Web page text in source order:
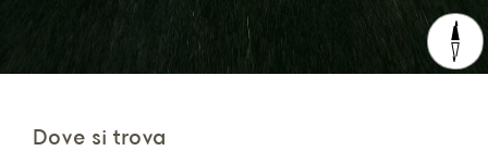
Dove si trova